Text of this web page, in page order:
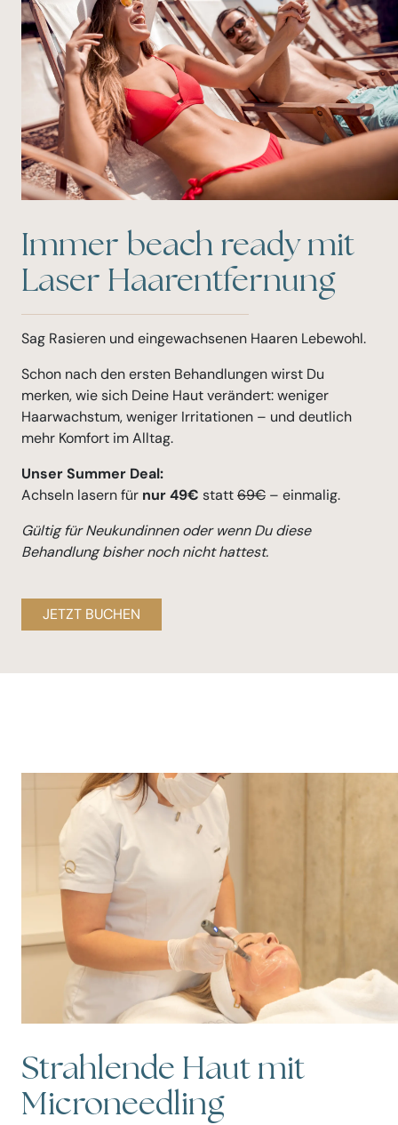
Immer beach ready mit
Laser Haarentfernung
Sag Rasieren und eingewachsenen Haaren Lebewohl.
Schon nach den ersten Behandlungen wirst Du
merken, wie sich Deine Haut verändert: weniger
Haarwachstum, weniger Irritationen – und deutlich
mehr Komfort im Alltag.
Unser Summer Deal:
Achseln lasern für nur 49€ statt69€ – einmalig.
Gültig für Neukundinnen oder wenn Du diese
Behandlung bisher noch nicht hattest.
JETZT BUCHEN
Strahlende Haut mit
Microneedling